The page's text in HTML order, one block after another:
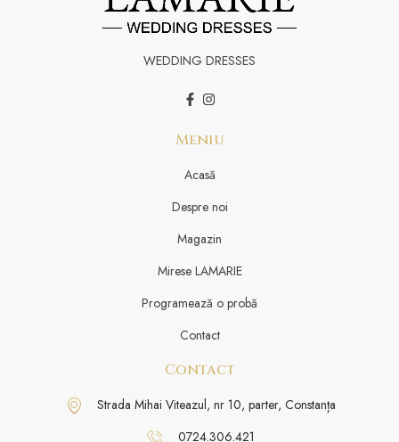
WEDDING DRESSES
Meniu
Acasă
Despre noi
Magazin
Mirese LAMARIE
Programează o probă
Contact
Contact
Strada Mihai Viteazul, nr 10, parter, Constanța
0724.306.421